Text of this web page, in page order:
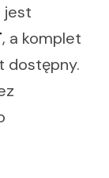
jest
, a komplet
dostępny.